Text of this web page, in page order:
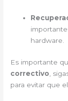
hardware.
Es importante
correctivo,
para evitar que